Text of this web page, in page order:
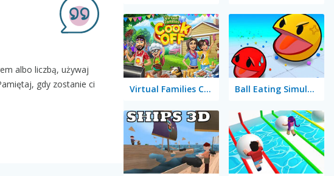
albo liczbą, używaj
gdy zostanie ci
Virtual Families Cook Off Ball Eating Simulator